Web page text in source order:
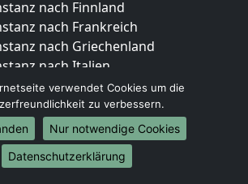
nach Finnland
nach Frankreich
nach Griechenland
nach Italien
nach Liechtenstein
nach Luxemburg
nach Niederlande
nach Norwegen
verwendet Cookies um die
zu verbessern.
Nur notwendige Cookies
Datenschutzerklärung